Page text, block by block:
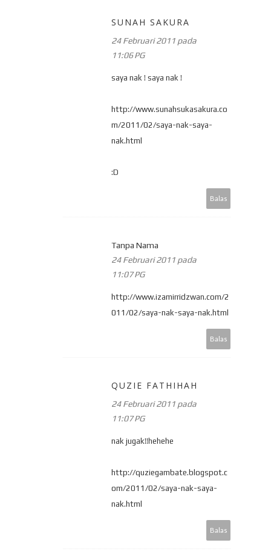
SUNAH SAKURA
24 Februari 2011 pada
11:06 PG
saya nak ! saya nak !
http://www.sunahsukasakura.co
m/2011/02/saya-nak-saya-
nak.html
:D
Balas
Tanpa Nama
24 Februari 2011 pada
11:07 PG
http://www.izamirridzwan.com/2
011/02/saya-nak-saya-nak.html
Balas
QUZIE FATHIHAH
24 Februari 2011 pada
11:07 PG
nak jugak!!hehehe
http://quziegambate.blogspot.c
om/2011/02/saya-nak-saya-
nak.html
Balas